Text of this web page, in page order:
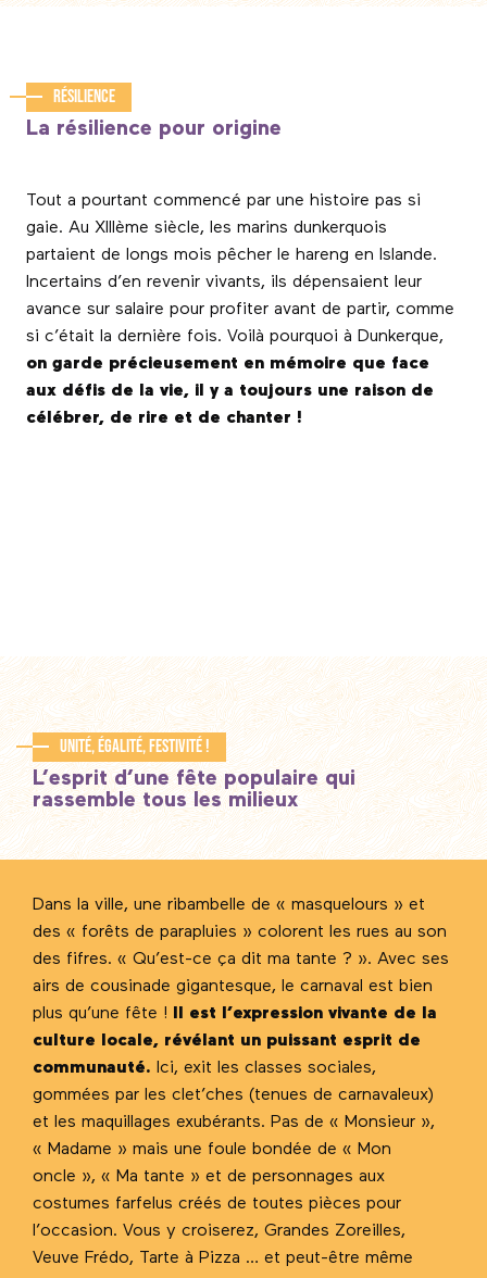
Résilience
La résilience pour origine
Tout a pourtant commencé par une histoire pas si
gaie. Au XIIIème siècle, les marins dunkerquois
partaient de longs mois pêcher le hareng en Islande.
Incertains d’en revenir vivants, ils dépensaient leur
avance sur salaire pour profiter avant de partir, comme
si c’était la dernière fois. Voilà pourquoi à Dunkerque,
on garde précieusement en mémoire que face
aux défis de la vie, il y a toujours une raison de
célébrer, de rire et de chanter !
Unité, égalité, festivité !
L’esprit d’une fête populaire qui
rassemble tous les milieux
Dans la ville, une ribambelle de « masquelours » et
des « forêts de parapluies » colorent les rues au son
des fifres. « Qu’est-ce ça dit ma tante ? ». Avec ses
airs de cousinade gigantesque, le carnaval est bien
plus qu’une fête !
Il est l’expression vivante de la
culture locale, révélant un puissant esprit de
communauté. Ici, exit les classes sociales,
gommées par les clet’ches (tenues de carnavaleux)
et les maquillages exubérants. Pas de « Monsieur »,
« Madame » mais une foule bondée de « Mon
oncle », « Ma tante » et de personnages aux
costumes farfelus créés de toutes pièces pour
l’occasion. Vous y croiserez, Grandes Zoreilles,
Veuve Frédo, Tarte à Pizza … et peut-être même